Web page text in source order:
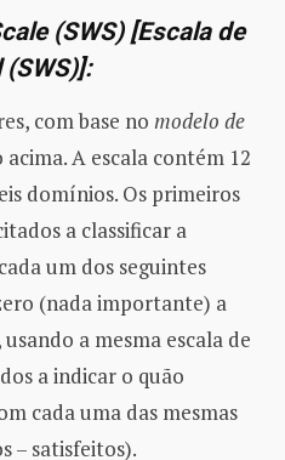
(SWS) [Escala de
com base no modelo de
A escala contém 12
domínios. Os primeiros
a classificar a
um dos seguintes
(nada importante) a
a mesma escala de
a indicar o quão
cada uma das mesmas
– satisfeitos).